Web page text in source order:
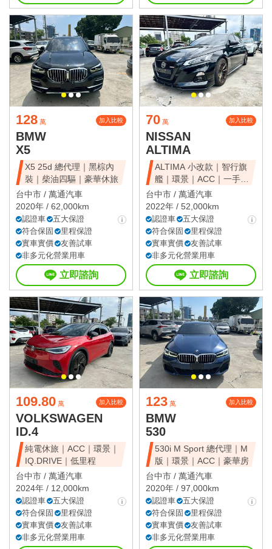
128 萬 加入比較
BMW
X5
X5 25d 總代理｜黑棕內
裝｜柴油四驅｜豪華休旅
台中市 / 萬通汽車
2020年 / 62,000km
認證車
五大保證
符合保固
里程保證
實車實價
友善試車
非多元化營業用車
立即諮詢
70 萬 加入比較
NISSAN
ALTIMA
ALTIMA 小改款｜智行旗
艦｜環景｜ACC｜一手美
車
台中市 / 萬通汽車
2022年 / 52,000km
認證車
五大保證
符合保固
里程保證
實車實價
友善試車
非多元化營業用車
立即諮詢
109.80 萬 加入比較
VOLKSWAGEN
ID.4
純電休旅｜ACC｜環景｜
IQ.DRIVE｜低里程
台中市 / 萬通汽車
2024年 / 12,000km
認證車
五大保證
符合保固
里程保證
實車實價
友善試車
非多元化營業用車
123 萬 加入比較
BMW
530
530i M Sport 總代理｜M
版｜環景｜ACC｜豪華房
台中市 / 萬通汽車
2020年 / 97,000km
認證車
五大保證
符合保固
里程保證
實車實價
友善試車
非多元化營業用車